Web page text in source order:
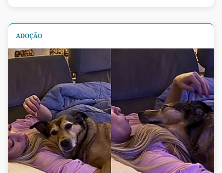
ADOÇÃO